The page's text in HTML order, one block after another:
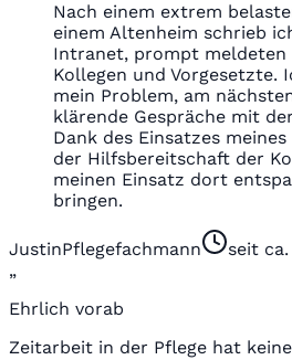
Nach einem extrem
einem Altenheim schrieb
Intranet, prompt meldeten
Kollegen und Vorgesetzte.
mein Problem, am
klärende Gespräche mit
Dank des Einsatzes
der Hilfsbereitschaft der
meinen Einsatz dort
bringen.
JustinPflegefachmann
seit
„
Ehrlich vorab
Zeitarbeit in der Pflege hat